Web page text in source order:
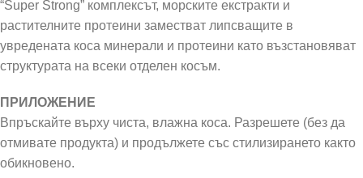
“Super Strong” комплексът, морските екстракти и
растителните протеини заместват липсващите в
увредената коса минерали и протеини като възстановяват
структурата на всеки отделен косъм.
ПРИЛОЖЕНИЕ
Впръскайте върху чиста, влажна коса. Разрешете (без да
отмивате продукта) и продължете със стилизирането както
обикновено.